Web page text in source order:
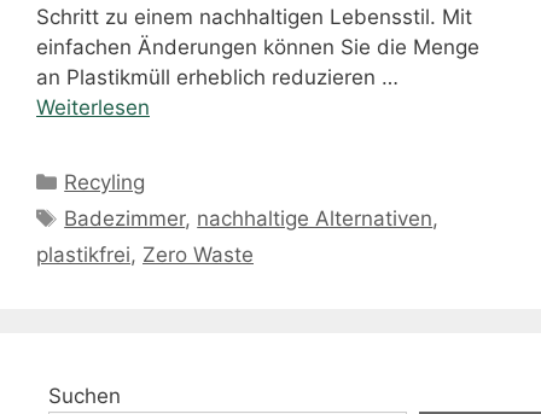
Schritt zu einem nachhaltigen Lebensstil. Mit
einfachen Änderungen können Sie die Menge
an Plastikmüll erheblich reduzieren …
Weiterlesen
Kategorien
Recyling
Schlagwörter
Badezimmer, nachhaltige Alternativen,
plastikfrei, Zero Waste
Suchen